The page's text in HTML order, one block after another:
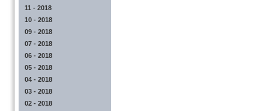
11 - 2018
10 - 2018
09 - 2018
07 - 2018
06 - 2018
05 - 2018
04 - 2018
03 - 2018
02 - 2018